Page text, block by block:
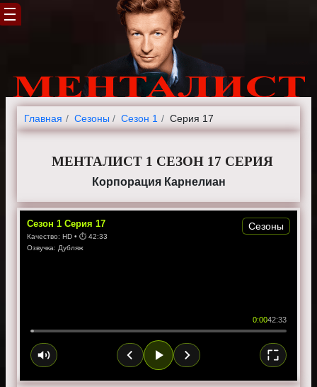
Главная Cезоны Сезон 1 Серия 17
МЕНТАЛИСТ 1 СЕЗОН 17 СЕРИЯ
Корпорация Карнелиан
Сезон 1 Серия 17
Качество: HD • ⏱ 42:33
Озвучка: Дубляж
0:0042:33
Сезоны